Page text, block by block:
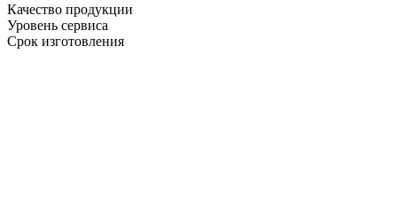
Качество продукции
Уровень сервиса
Срок изготовления